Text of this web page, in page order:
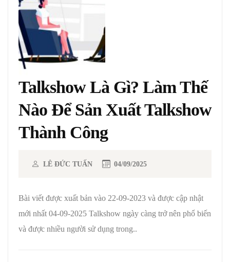
Talkshow Là Gì? Làm Thế
Nào Để Sản Xuất Talkshow
Thành Công
LÊ ĐỨC TUẤN 04/09/2025
Bài viết được xuất bản vào 22-09-2023 và được cập nhật
mới nhất 04-09-2025 Talkshow ngày càng trở nên phổ biến
và được nhiều người sử dụng trong..